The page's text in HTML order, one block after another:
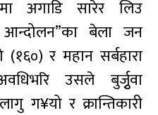
अगाडि सारेर लिउ
बेला जन
र महान सर्बहारा
उसले बुर्जुृवा
लागु ग¥यो र क्रान्तिकारी